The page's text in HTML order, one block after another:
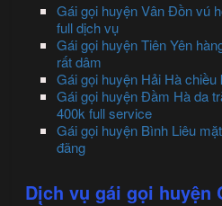
Gái gọi huyện Vân Đồn vú
full dịch vụ
Gái gọi huyện Tiên Yên
rất dâm
Gái gọi huyện Hải Hà
Gái gọi huyện Đầm Hà da
400k full service
Gái gọi huyện Bình Liêu
đãng
Dịch vụ gái gọi huyện